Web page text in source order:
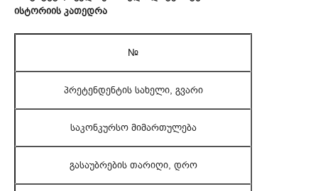
ისტორიის კათედრა
№
პრეტენდენტის სახელი, გვარი
საკონკურსო მიმართულება
გასაუბრების თარიღი, დრო